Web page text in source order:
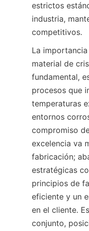
estrictos
industria,
competitivos.
La
material de
fundamental,
procesos que
temperaturas
entornos
compromiso
excelencia va
fabricación;
estratégicas
principios de
eficiente y un
en el cliente.
conjunto,